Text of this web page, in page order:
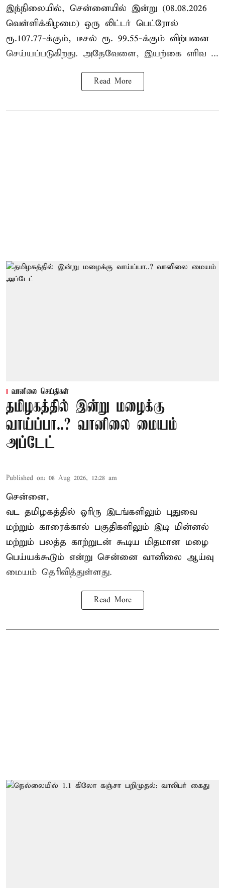
இந்நிலையில், சென்னையில் இன்று (08.08.2026
வெள்ளிக்கிழமை) ஒரு லிட்டர் பெட்ரோல்
ரூ.107.77-க்கும், டீசல் ரூ. 99.55-க்கும் விற்பனை
செய்யப்படுகிறது. அதேவேளை, இயற்கை எரிவ ...
Read More
வானிலை செய்திகள்
தமிழகத்தில் இன்று மழைக்கு
வாய்ப்பா..? வானிலை மையம்
அப்டேட்
Published on: 08 Aug 2026, 12:28 am
சென்னை,
வட தமிழகத்தில் ஓரிரு இடங்களிலும் புதுவை
மற்றும் காரைக்கால் பகுதிகளிலும் இடி மின்னல்
மற்றும் பலத்த காற்றுடன் கூடிய மிதமான மழை
பெய்யக்கூடும் என்று சென்னை வானிலை ஆய்வு
மையம் தெரிவித்துள்ளது.
Read More